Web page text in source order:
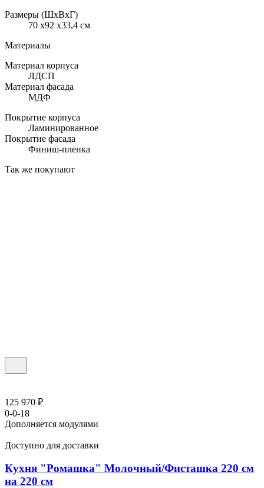
Размеры (ШхВхГ)
70 x92 x33,4 см
Материалы
Материал корпуса
ЛДСП
Материал фасада
МДФ
Покрытие корпуса
Ламинированное
Покрытие фасада
Финиш-пленка
Так же покупают
125 970 ₽
0-0-18
Дополняется модулями
Доступно для доставки
Кухня "Ромашка" Молочный/Фисташка 220 см
на 220 см